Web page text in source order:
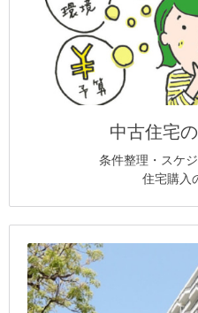
中古住宅
条件整理・スケ
住宅購入